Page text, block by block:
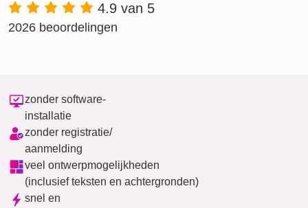
4.9 van 5
2026 beoordelingen
zonder software-
installatie
zonder registratie/
aanmelding
veel ontwerpmogelijkheden
(inclusief teksten en achtergronden)
snel en